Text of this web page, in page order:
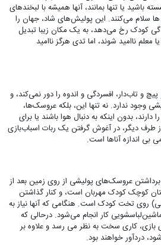
باشید یا تنها بمانند، آنها همیشه با لبخندهای
می‌کنند. این پولیش‌های شاد، جهان را
کودک رخ می‌دهد، به یک مکان زیبا تبدیل
ناامید شوند، اما تدی هرگز ناامید
و تاب‌دار، افسردگی و اندوه را دور نمی‌کند، و
وجود ندارد. نه تنها این، بلکه عروسک‌ها،
بدون اینکه به دنبال هوا باشند یا برای
طرف دیگر، در آغوش گرفتن یک ربات اسباب‌بازی
بی اندازه آناها است.
عروسک‌های پولیشی از روی زمین بعد از
کوچک کودک مهربان است، و کنار گذاشتن
روی تخت کودک است. هنگامی که آنها نیاز به
کار انجام می‌شود. درحالی که
بازی، کاری سخت به نظر می رسد و علاوه بر
دردآور خواهند بود.